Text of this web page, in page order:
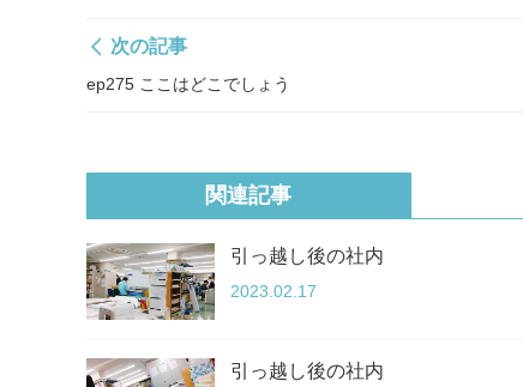
次の記事
ep275 ここはどこでしょう
関連記事
引っ越し後の社内
2023.02.17
引っ越し後の社内